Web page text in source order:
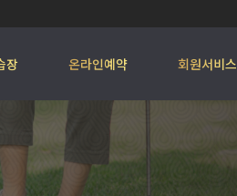
장 온라인예약 회원서비스